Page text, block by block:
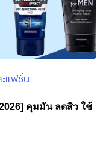
แฟชั่น
คุมมัน ลดสิว ใช้